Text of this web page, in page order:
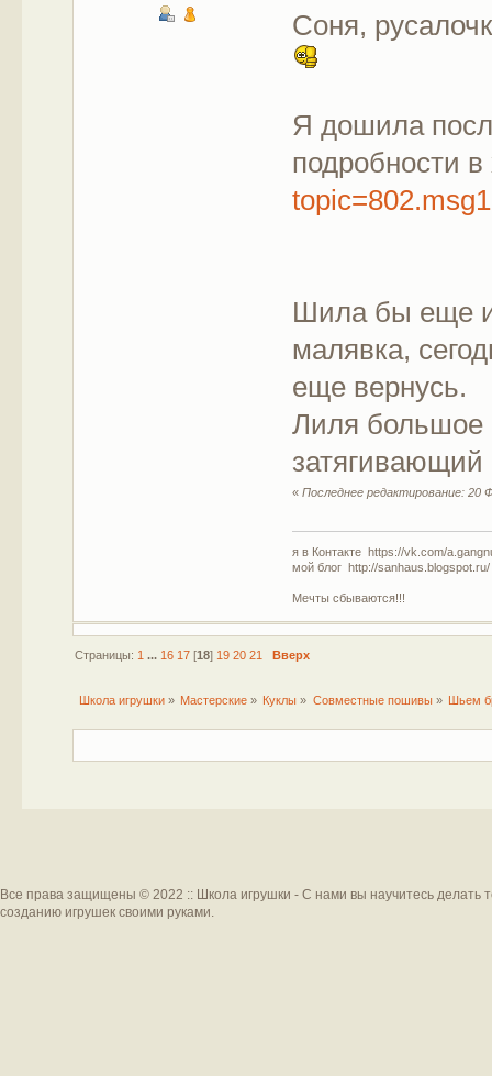
Соня,
Я дошила
подробности
Шила бы еще
малявка,
еще вернусь.
Лиля большое
«Последнее редактирование: 20
я в Контакте https://vk.com/
мой блог http://sanhaus.blogspot.ru/
Мечты сбываются!!!
Страницы: 1 ... 16 17[18] 19 20 21 Вверх
Школа игрушки» Мастерские » Куклы » Совместные пошивы» Шьем
Все права защищены © 2022 :: Школа игрушки - С нами вы научитесь делать
созданию игрушек своими руками.